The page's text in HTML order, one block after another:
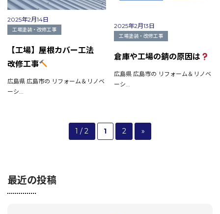
2025年2月14日
工場塗装・改修工事
【工場】屋根カバー工法
改修工事
広島県 広島市の リフォーム＆リノベ
ーシ...
2025年2月13日
工場塗装・改修工事
倉庫や工場の錆の原因は
広島県 広島市の リフォーム＆リノベ
ーシ...
1 / 2 1 2 »
最近の投稿